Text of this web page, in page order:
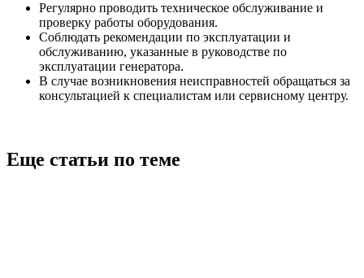
Регулярно проводить техническое обслуживание и
проверку работы оборудования.
Соблюдать рекомендации по эксплуатации и
обслуживанию, указанные в руководстве по
эксплуатации генератора.
В случае возникновения неисправностей обращаться за
консультацией к специалистам или сервисному центру.
Еще статьи по теме